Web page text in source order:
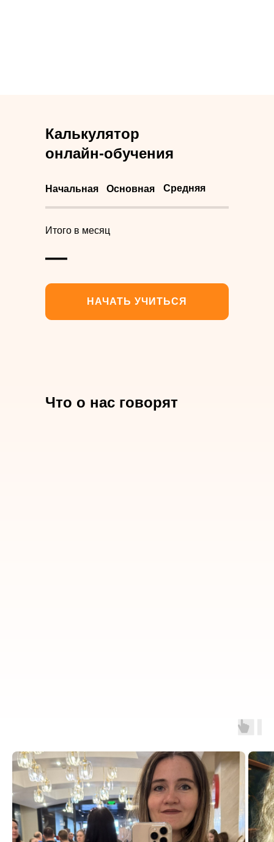
Калькулятор
онлайн-обучения
Начальная Основная Средняя
Итого в месяц
—
НАЧАТЬ УЧИТЬСЯ
Что о нас говорят